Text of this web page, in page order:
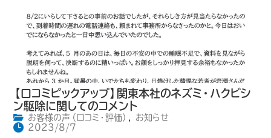
【口コミピックアップ】関東本社のネズミ・ハクビシ
ン駆除に関してのコメント
お客様の声（口コミ・評価） ,
お知らせ
2023/8/7